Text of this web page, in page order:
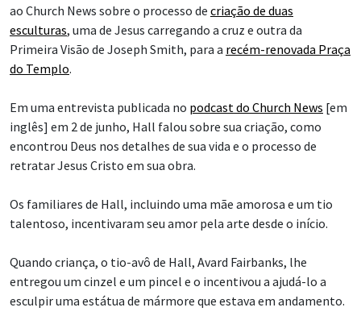
ao Church News sobre o processo de criação de duas
esculturas, uma de Jesus carregando a cruz e outra da
Primeira Visão de Joseph Smith, para a recém-renovada Praça
do Templo.
Em uma entrevista publicada no podcast do Church News [em
inglês] em 2 de junho, Hall falou sobre sua criação, como
encontrou Deus nos detalhes de sua vida e o processo de
retratar Jesus Cristo em sua obra.
Os familiares de Hall, incluindo uma mãe amorosa e um tio
talentoso, incentivaram seu amor pela arte desde o início.
Quando criança, o tio-avô de Hall, Avard Fairbanks, lhe
entregou um cinzel e um pincel e o incentivou a ajudá-lo a
esculpir uma estátua de mármore que estava em andamento.